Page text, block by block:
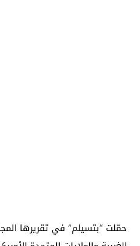
حمّلت “بتسيلم” في تقريرها